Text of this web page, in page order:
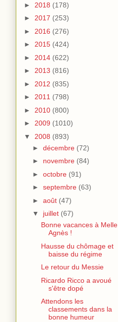
► 2018 (178)
► 2017 (253)
► 2016 (276)
► 2015 (424)
► 2014 (622)
► 2013 (816)
► 2012 (835)
► 2011 (798)
► 2010 (800)
► 2009 (1010)
▼ 2008 (893)
► décembre (72)
► novembre (84)
► octobre (91)
► septembre (63)
► août (47)
▼ juillet (67)
Bonne vacances à Melle
Agnès !
Hausse du chômage et
baisse du régime
Le retour du Messie
Ricardo Ricco a avoué
s'être dopé
Attendons les
classements dans la
bonne humeur